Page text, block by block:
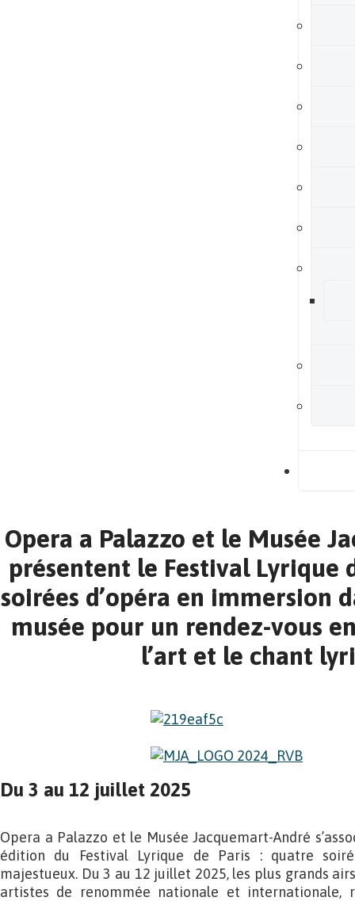
Opera a Palazzo et le Musée
présentent le Festival Lyrique
soirées d’opéra en immersion
musée pour un rendez-vous
l’art et le chant
Du 3 au 12 juillet 2025
Opera a Palazzo et le Musée Jacquemart-André
édition du Festival Lyrique de Paris : quatre
majestueux. Du 3 au 12 juillet 2025, les plus grands
artistes de renommée nationale et internationale,